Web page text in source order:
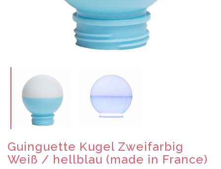
Guinguette Kugel Zweifarbig
Weiß / hellblau (made in France)